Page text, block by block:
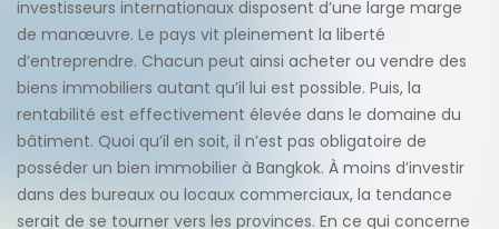
investisseurs internationaux disposent d’une large marge
de manœuvre. Le pays vit pleinement la liberté
d’entreprendre. Chacun peut ainsi acheter ou vendre des
biens immobiliers autant qu’il lui est possible. Puis, la
rentabilité est effectivement élevée dans le domaine du
bâtiment. Quoi qu’il en soit, il n’est pas obligatoire de
posséder un bien immobilier à Bangkok. À moins d’investir
dans des bureaux ou locaux commerciaux, la tendance
serait de se tourner vers les provinces. En ce qui concerne